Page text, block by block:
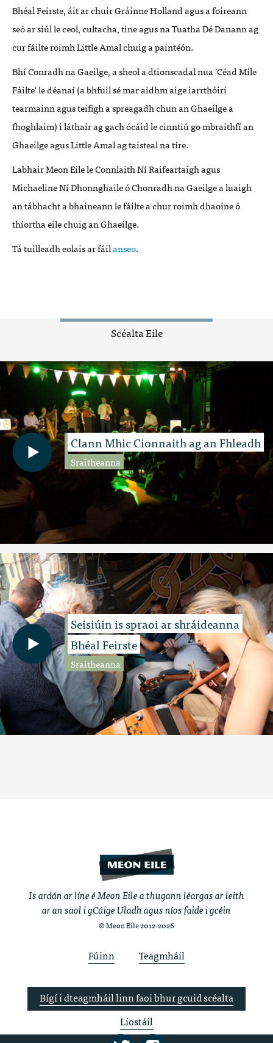
Bhéal Feirste,áit ar chuir Gráinne Holland agus a foireann
seó ar siúl le ceol, cultacha, tine agus na TuathaDéDanann ag
cur fáilte roimh Little Amal chuig a paintéón.
Bhí Conradh na Gaeilge, a sheol a dtionscadal nua 'Céad Míle
Fáilte' le déanaí(a bhfuil sémar aidhm aige iarrthóirí
tearmainn agus teifigh a spreagadh chun an Ghaeilge a
fhoghlaim) i láthair ag gach ócáid le cinntiú go mbraithfí an
Ghaeilge agus Little Amal ag taisteal na tíre.
Labhair Meon Eile le Connlaith Ní Raifeartaigh agus
Michaeline Ní Dhonnghaile ó Chonradh na Gaeilge a luaigh
an tábhacht a bhaineann le fáilte a chur roimh dhaoineó
thíortha eile chuig an Ghaeilge.
Tá tuilleadh eolais ar fáilanseo.
Scéalta Eile
Clann Mhic Cionnaith ag an Fhleadh
Sraitheanna
Seisiúin is spraoi ar shráideanna
Bhéal Feirste
Sraitheanna
Is ardán ar líne é Meon Eile a thugann léargas ar leith
ar an saol i gCúige Uladh agus níos faide i gcéin
© Meon Eile 2012-2026
Fúinn Teagmháil
Bígí i dteagmháil linn faoi bhur gcuid scéalta
Liostáil